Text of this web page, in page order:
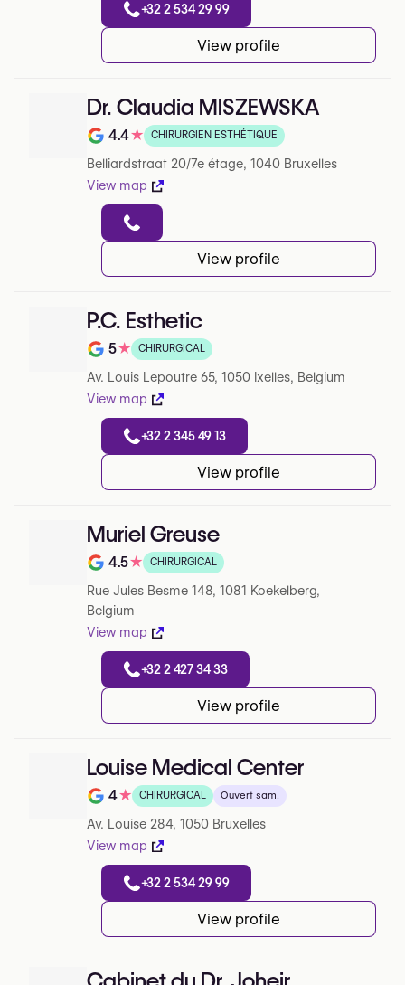
+32 2 534 29 99
View profile
Dr. Claudia MISZEWSKA
Note de 4.4 sur 5 sur Google
4.4★ CHIRURGIEN ESTHÉTIQUE
Belliardstraat 20/7e étage, 1040 Bruxelles
View map
View profile
P.C. Esthetic
Note de 5 sur 5 sur Google
5★ CHIRURGICAL
Av. Louis Lepoutre 65, 1050 Ixelles, Belgium
View map
+32 2 345 49 13
View profile
Muriel Greuse
Note de 4.5 sur 5 sur Google
4.5★ CHIRURGICAL
Rue Jules Besme 148, 1081 Koekelberg,
Belgium
View map
+32 2 427 34 33
View profile
Louise Medical Center
Note de 4 sur 5 sur Google
4★ CHIRURGICAL Ouvert sam.
Av. Louise 284, 1050 Bruxelles
View map
+32 2 534 29 99
View profile